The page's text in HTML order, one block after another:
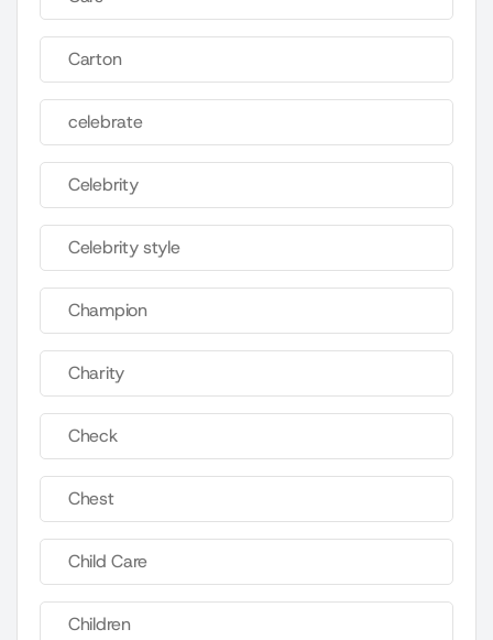
Carton
celebrate
Celebrity
Celebrity style
Champion
Charity
Check
Chest
Child Care
Children